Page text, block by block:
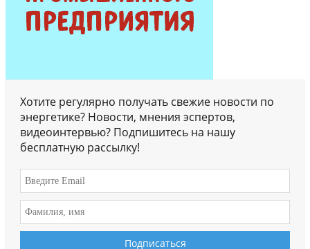
Хотите регулярно получать свежие новости по
энергетике? Новости, мнения эспертов,
видеоинтервью? Подпишитесь на нашу
бесплатную рассылку!